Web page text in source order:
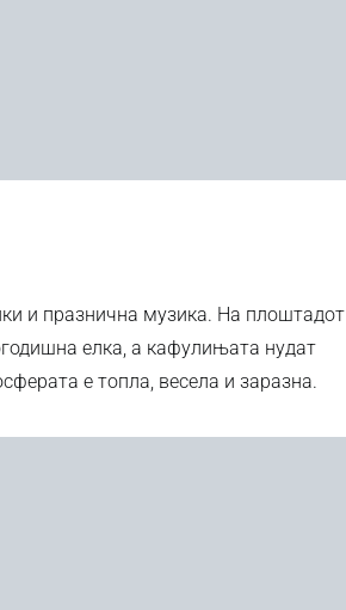
и празнична музика. На плоштадот
елка, а кафулињата нудат
е топла, весела и заразна.